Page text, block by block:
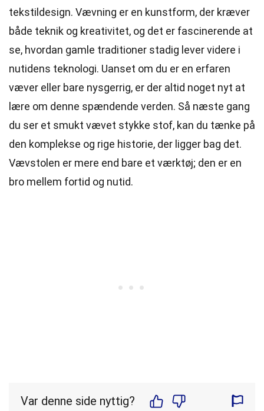
tekstildesign. Vævning er en kunstform, der kræver
både teknik og kreativitet, og det er fascinerende at
se, hvordan gamle traditioner stadig lever videre i
nutidens teknologi. Uanset om du er en erfaren
væver eller bare nysgerrig, er der altid noget nyt at
lære om denne spændende verden. Så næste gang
du ser et smukt vævet stykke stof, kan du tænke på
den komplekse og rige historie, der ligger bag det.
Vævstolen er mere end bare et værktøj; den er en
bro mellem fortid og nutid.
Var denne side nyttig?